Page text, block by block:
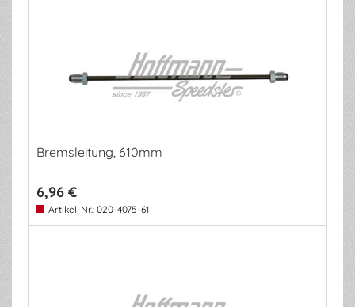
Bremsleitung, 610mm
6,96 €
Artikel-Nr.: 020-4075-61